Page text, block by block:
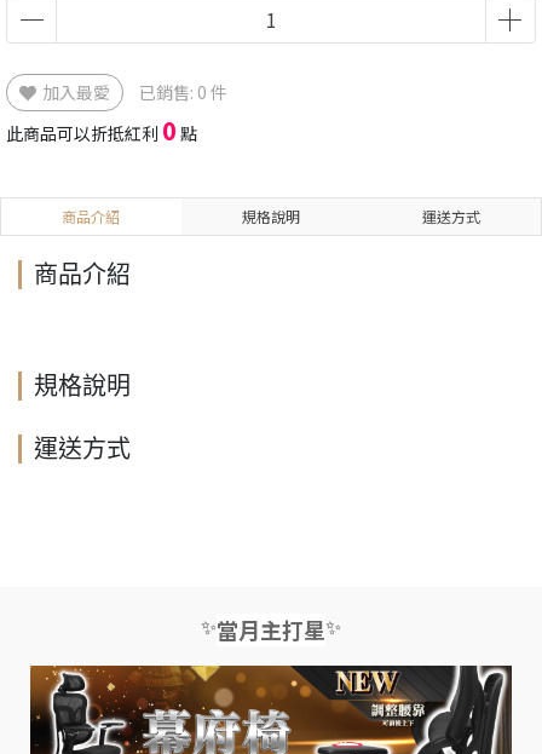
加入最愛
已銷售: 0 件
此商品可以折抵紅利 0 點
商品介紹 規格說明 運送方式
商品介紹
規格說明
運送方式
✨當月主打星✨